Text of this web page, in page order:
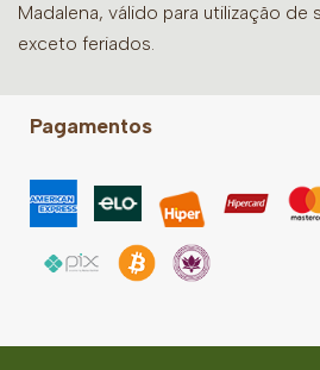
Madalena, válido para utilização de
exceto feriados.
Pagamentos